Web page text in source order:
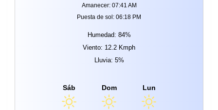
Amanecer: 07:41 AM
Puesta de sol: 06:18 PM
Humedad: 84%
Viento: 12.2 Kmph
Lluvia: 5%
Sáb Dom Lun